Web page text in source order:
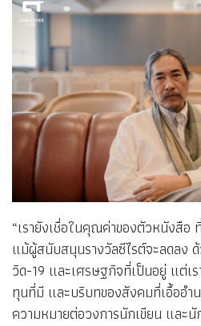
“เรายังเชื่อในคุณค่าของตัวหนังสือ
แม้ผู้สนับสนุนรางวัลซีไรต์จะลดลง
วิด-19 และเศรษฐกิจที่เป็นอยู่ แต่เ
ทุนที่มี และบริบทของสังคมที่เอื้ออำ
ความหมายต่อวงการนักเขียน และ